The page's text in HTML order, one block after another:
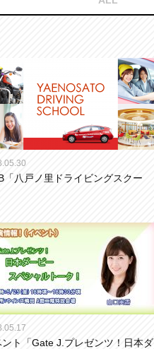
「八戸ノ里ドライビングスクー
ント「Gate J.プレゼンツ！日本ダ